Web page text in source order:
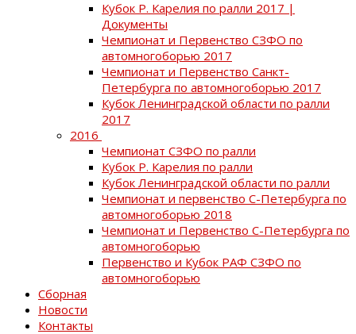
Кубок Р. Карелия по ралли 2017 |
Документы
Чемпионат и Первенство СЗФО по
автомногоборью 2017
Чемпионат и Первенство Санкт-
Петербурга по автомногоборью 2017
Кубок Ленинградской области по ралли
2017
2016
Чемпионат СЗФО по ралли
Кубок Р. Карелия по ралли
Кубок Ленинградской области по ралли
Чемпионат и первенство С-Петербурга по
автомногоборью 2018
Чемпионат и Первенство С-Петербурга по
автомногоборью
Первенство и Кубок РАФ СЗФО по
автомногоборью
Сборная
Новости
Контакты